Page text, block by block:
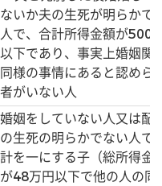
ないか夫の生死が明らかで
人で、合計所得金額が500
以下であり、事実上婚姻関
同様の事情にあると認めら
者がいない人
婚姻をしていない人又は配
の生死の明らかでない人で
計を一にする子（総所得金
が48万円以下で他の人の同